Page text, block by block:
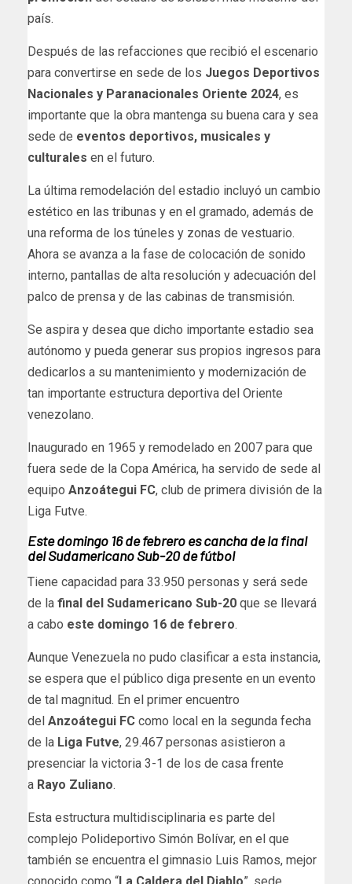
país.
Después de las refacciones que recibió el escenario
para convertirse en sede de los Juegos Deportivos
Nacionales y Paranacionales Oriente 2024, es
importante que la obra mantenga su buena cara y sea
sede de eventos deportivos, musicales y
culturales en el futuro.
La última remodelación del estadio incluyó un cambio
estético en las tribunas y en el gramado, además de
una reforma de los túneles y zonas de vestuario.
Ahora se avanza a la fase de colocación de sonido
interno, pantallas de alta resolución y adecuación del
palco de prensa y de las cabinas de transmisión.
Se aspira y desea que dicho importante estadio sea
autónomo y pueda generar sus propios ingresos para
dedicarlos a su mantenimiento y modernización de
tan importante estructura deportiva del Oriente
venezolano.
Inaugurado en 1965 y remodelado en 2007 para que
fuera sede de la Copa América, ha servido de sede al
equipo Anzoátegui FC, club de primera división de la
Liga Futve.
Este domingo 16 de febrero es cancha de la final
del Sudamericano Sub-20 de fútbol
Tiene capacidad para 33.950 personas y será sede
de la final del Sudamericano Sub-20 que se llevará
a cabo este domingo 16 de febrero.
Aunque Venezuela no pudo clasificar a esta instancia,
se espera que el público diga presente en un evento
de tal magnitud. En el primer encuentro
del Anzoátegui FC como local en la segunda fecha
de la Liga Futve, 29.467 personas asistieron a
presenciar la victoria 3-1 de los de casa frente
a Rayo Zuliano.
Esta estructura multidisciplinaria es parte del
complejo Polideportivo Simón Bolívar, en el que
también se encuentra el gimnasio Luis Ramos, mejor